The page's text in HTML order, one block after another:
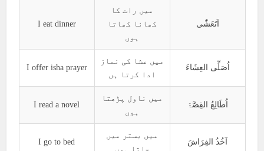
I eat dinner
میں رات کا
کھانا کھاتا
ہوں
اَتَعَشّٰی
I offer isha prayer
میں عشا کی نماز
ادا کرتا ہں
اُصَلِّی العِشَاءَ
I read a novel
میں ناول پڑھتا
ہوں
اُطَالِعُ القِصَّۃَ
I go to bed
میں بستر میں
جاتا ہوں
آخُذُ الفِرَاشَ